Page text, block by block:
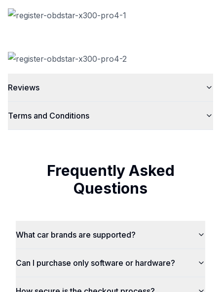
Reviews
Terms and Conditions
Frequently Asked
Questions
What car brands are supported?
Can I purchase only software or hardware?